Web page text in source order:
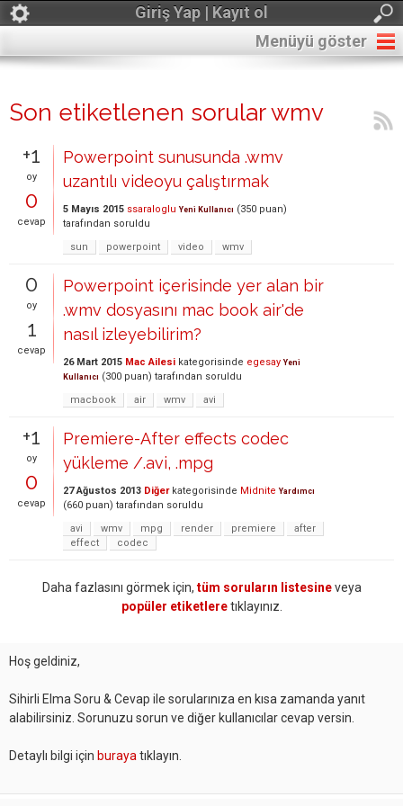
Giriş Yap | Kayıt ol
Menüyü göster
Son etiketlenen sorular wmv
+1
oy
0
cevap
Powerpoint sunusunda .wmv
uzantılı videoyu çalıştırmak
5 Mayıs 2015 ssaraloglu Yeni Kullanıcı (350 puan)
tarafından soruldu
sun
powerpoint video wmv
0
oy
1
cevap
Powerpoint içerisinde yer alan bir
.wmv dosyasını mac book air'de
nasıl izleyebilirim?
26 Mart 2015 Mac Ailesi kategorisinde egesay Yeni
Kullanıcı (300 puan) tarafından soruldu
macbook
air wmv avi
+1
oy
0
cevap
Premiere-After effects codec
yükleme /.avi, .mpg
27 Ağustos 2013 Diğerkategorisinde Midnite Yardımcı
(660 puan) tarafından soruldu
avi
wmv mpg render premiere
after
effect
codec
Daha fazlasını görmek için, tüm soruların listesineveya
popüler etiketleretıklayınız.
Hoş geldiniz,
Sihirli Elma Soru & Cevap ile sorularınıza en kısa zamanda yanıt
alabilirsiniz. Sorunuzu sorun ve diğer kullanıcılar cevap versin.
Detaylı bilgi için buraya tıklayın.